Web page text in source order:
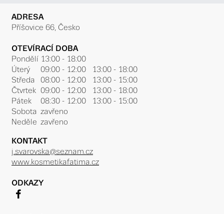
ADRESA
Příšovice 66, Česko
OTEVÍRACÍ DOBA
Pondělí 13:00 - 18:00
Úterý
09:00 - 12:00 13:00 - 18:00
Středa
08:00 - 12:00 13:00 - 15:00
Čtvrtek 09:00 - 12:00 13:00 - 18:00
Pátek
08:30 - 12:00 13:00 - 15:00
Sobota zavřeno
Neděle zavřeno
KONTAKT
j.svarovska@seznam.cz
www.kosmetikafatima.cz
ODKAZY
f